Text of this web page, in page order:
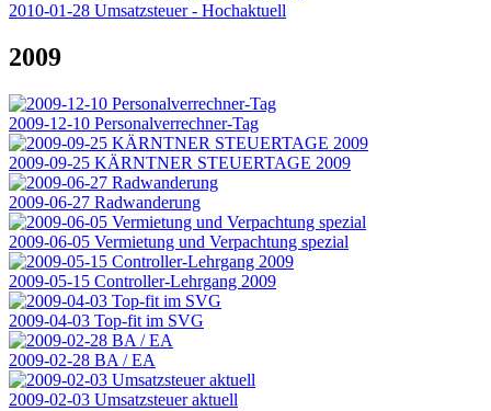
2010-01-28 Umsatzsteuer - Hochaktuell
2009
2009-12-10 Personalverrechner-Tag
2009-09-25 KÄRNTNER STEUERTAGE 2009
2009-06-27 Radwanderung
2009-06-05 Vermietung und Verpachtung spezial
2009-05-15 Controller-Lehrgang 2009
2009-04-03 Top-fit im SVG
2009-02-28 BA / EA
2009-02-03 Umsatzsteuer aktuell